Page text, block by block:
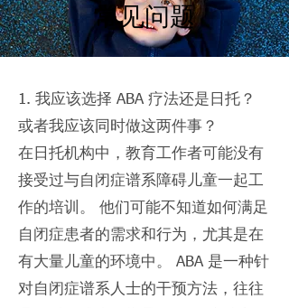
​常见问题
1. 我应该选择 ABA 疗法还是日托？
或者我应该同时做这两件事？
在日托机构中，教育工作者可能没有
接受过与自闭症谱系障碍儿童一起工
作的培训。 他们可能不知道如何满足
自闭症患者的需求和行为，尤其是在
有大量儿童的环境中。 ABA 是一种针
对自闭症谱系人士的干预方法，往往